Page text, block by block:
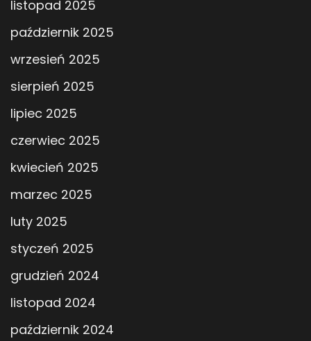
listopad 2025
październik 2025
wrzesień 2025
sierpień 2025
lipiec 2025
czerwiec 2025
kwiecień 2025
marzec 2025
luty 2025
styczeń 2025
grudzień 2024
listopad 2024
październik 2024